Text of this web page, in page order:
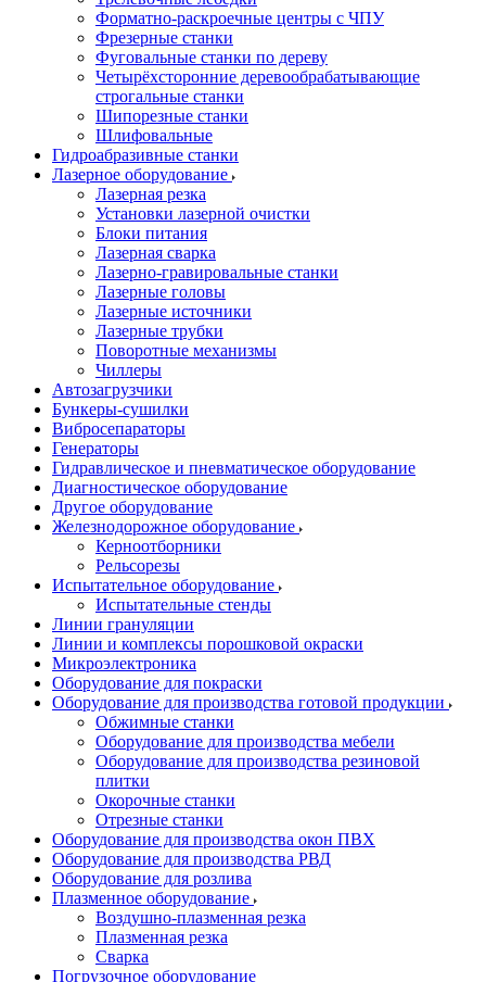
Форматно-раскроечные центры с ЧПУ
Фрезерные станки
Фуговальные станки по дереву
Четырёхсторонние деревообрабатывающие
строгальные станки
Шипорезные станки
Шлифовальные
Гидроабразивные станки
Лазерное оборудование
Лазерная резка
Установки лазерной очистки
Блоки питания
Лазерная сварка
Лазерно-гравировальные станки
Лазерные головы
Лазерные источники
Лазерные трубки
Поворотные механизмы
Чиллеры
Автозагрузчики
Бункеры-сушилки
Вибросепараторы
Генераторы
Гидравлическое и пневматическое оборудование
Диагностическое оборудование
Другое оборудование
Железнодорожное оборудование
Керноотборники
Рельсорезы
Испытательное оборудование
Испытательные стенды
Линии грануляции
Линии и комплексы порошковой окраски
Микроэлектроника
Оборудование для покраски
Оборудование для производства готовой продукции
Обжимные станки
Оборудование для производства мебели
Оборудование для производства резиновой
плитки
Окорочные станки
Отрезные станки
Оборудование для производства окон ПВХ
Оборудование для производства РВД
Оборудование для розлива
Плазменное оборудование
Воздушно-плазменная резка
Плазменная резка
Сварка
Погрузочное оборудование